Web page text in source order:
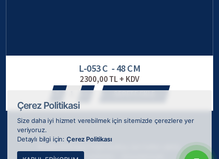
L-053 C - 48 CM
2300,00 TL + KDV
Webkokteyli tarafından
Çerez Politikasi
Size daha iyi hizmet verebilmek için sitemizde çerezlere yer
veriyoruz.
Detaylı bilgi için: Çerez Politikası